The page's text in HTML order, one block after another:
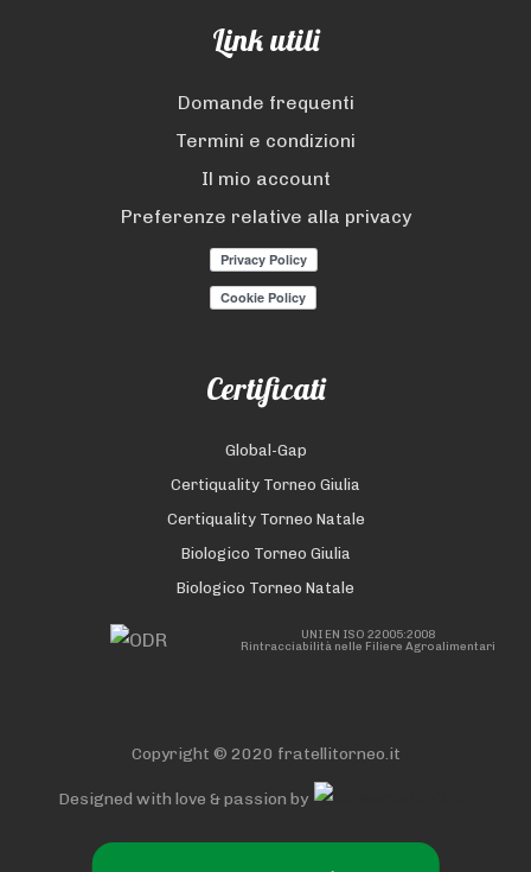
Link utili
Domande frequenti
Termini e condizioni
Il mio account
Preferenze relative alla privacy
Certificati
Global-Gap
Certiquality Torneo Giulia
Certiquality Torneo Natale
Biologico Torneo Giulia
Biologico Torneo Natale
UNI EN ISO 22005:2008
Rintracciabilità nelle Filiere Agroalimentari
Copyright © 2020 fratellitorneo.it
Designed with love & passion by